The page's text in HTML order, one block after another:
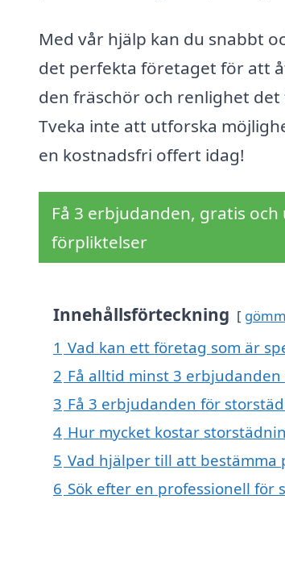
Med vår hjälp kan du snabbt
det perfekta företaget för att
den fräschör och renlighet det
Tveka inte att utforska
en kostnadsfri offert idag!
Få 3 erbjudanden, gratis och
förpliktelser
Innehållsförteckning
1 Vad kan ett företag som är
2 Få alltid minst 3
3 Få 3 erbjudanden för
4 Hur mycket kostar
5 Vad hjälper till att bestämma
6 Sök efter en professionell